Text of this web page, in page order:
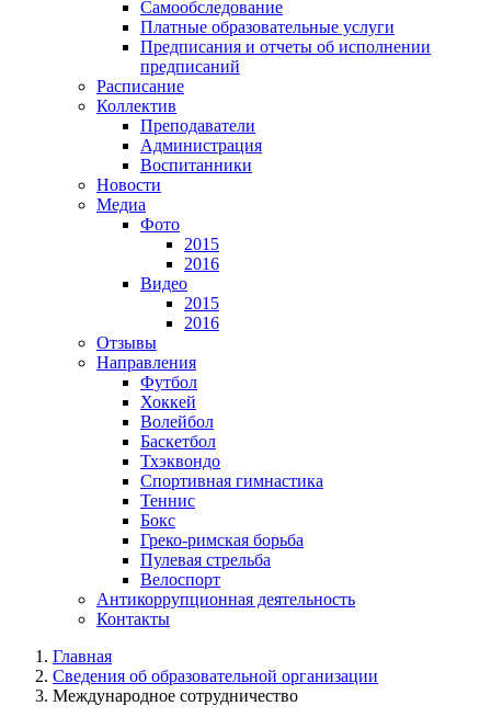
Самообследование
Платные образовательные услуги
Предписания и отчеты об исполнении
предписаний
Расписание
Коллектив
Преподаватели
Администрация
Воспитанники
Новости
Медиа
Фото
2015
2016
Видео
2015
2016
Отзывы
Направления
Футбол
Хоккей
Волейбол
Баскетбол
Тхэквондо
Спортивная гимнастика
Теннис
Бокс
Греко-римская борьба
Пулевая стрельба
Велоспорт
Антикоррупционная деятельность
Контакты
Главная
Сведения об образовательной организации
Международное сотрудничество